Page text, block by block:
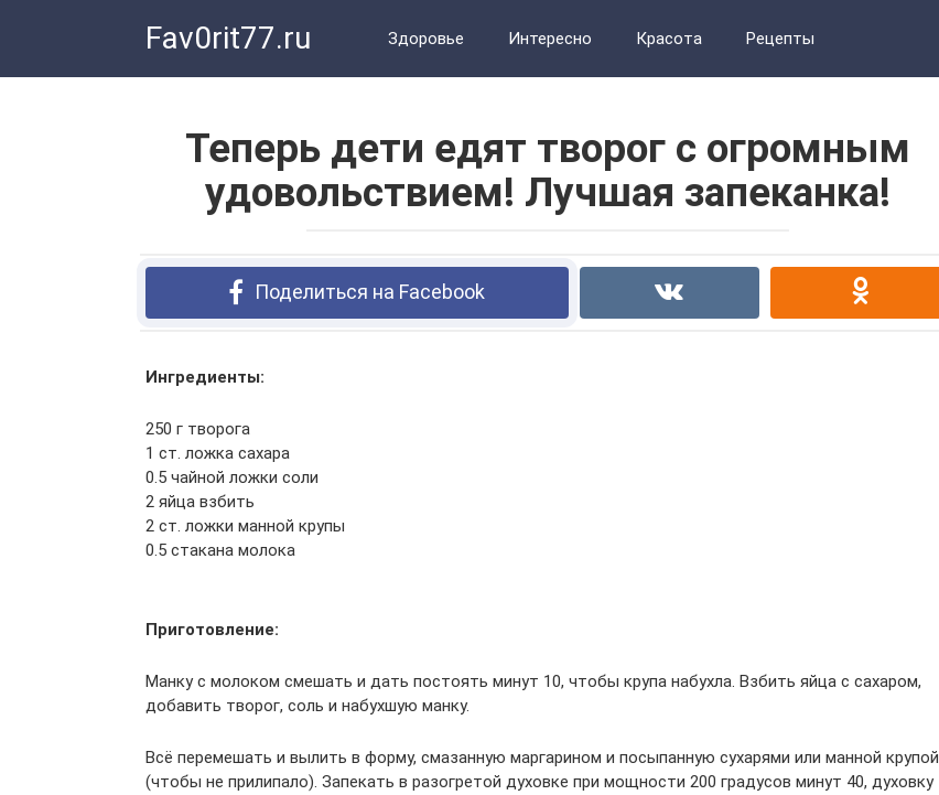
Fav0rit77.ru Здоровье Интересно Красота Рецепты
Теперь дети едят творог с огромным
удовольствием! Лучшая запеканка!
Поделиться на Facebook
Ингредиенты:
250 г творога
1 ст. ложка сахара
0.5 чайной ложки соли
2 яйца взбить
2 ст. ложки манной крупы
0.5 стакана молока
Приготовление:
Манку с молоком смешать и дать постоять минут 10, чтобы крупа набухла. Взбить яйца с сахаром,
добавить творог, соль и набухшую манку.
Всё перемешать и вылить в форму, смазанную маргарином и посыпанную сухарями или манной крупой
(чтобы не прилипало). Запекать в разогретой духовке при мощности 200 градусов минут 40, духовку